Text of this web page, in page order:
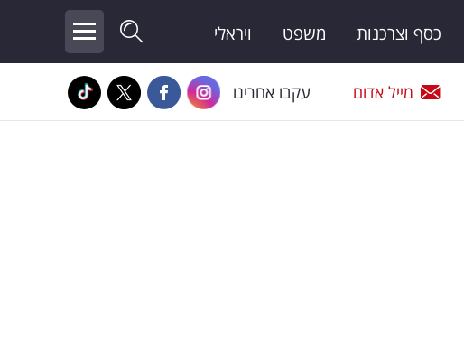
כסף וצרכנות משפט ויראלי
מייל אדום עקבו אחרינו